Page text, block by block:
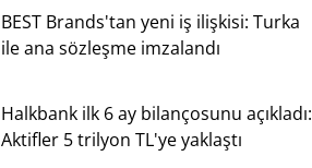
BEST Brands'tan yeni iş ilişkisi: Turka
ile ana sözleşme imzalandı
Halkbank ilk 6 ay bilançosunu açıkladı:
Aktifler 5 trilyon TL'ye yaklaştı